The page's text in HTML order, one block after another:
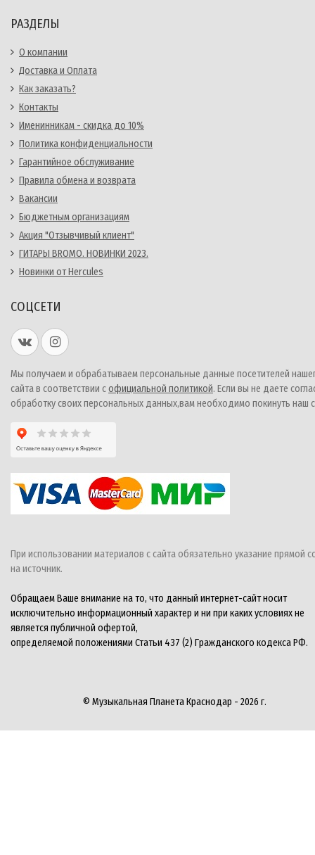
РАЗДЕЛЫ
О компании
Доставка и Оплата
Как заказать?
Контакты
Именинникам - скидка до 10%
Политика конфиденциальности
Гарантийное обслуживание
Правила обмена и возврата
Вакансии
Бюджетным организациям
Акция "Отзывчивый клиент"
ГИТАРЫ BROMO. НОВИНКИ 2023.
Новинки от Hercules
СОЦСЕТИ
Мы получаем и обрабатываем персональные данные посетителей
сайта в соответствии софициальной политикой. Если вы не даете
обработку своих персональных данных,вам необходимо покинуть наш
При использовании материалов с сайта обязательно указание прямой
на источник.
Обращаем Ваше внимание на то, что данный интернет-сайт носит
исключительно информационный характер и ни при каких условиях не
является публичной офертой,
определяемой положениями Статьи 437 (2) Гражданского кодекса РФ.
© Музыкальная Планета Краснодар - 2026 г.